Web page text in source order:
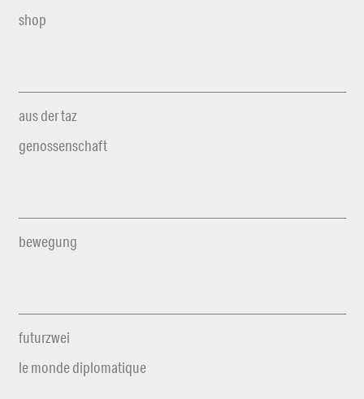
shop
aus der taz
genossenschaft
bewegung
futurzwei
le monde diplomatique